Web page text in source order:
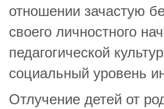
отношении зачастую
своего личностного
педагогической
социальный уровень
Отлучение детей от